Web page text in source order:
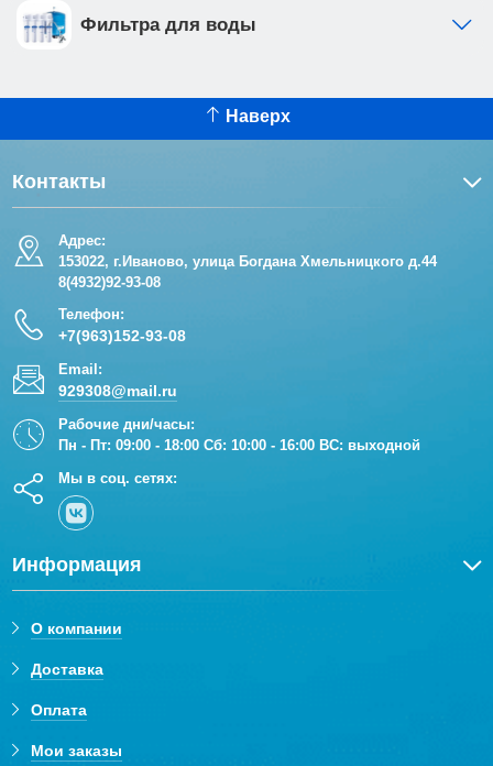
Фильтра для воды
Наверх
Контакты
Адрес:
153022, г.Иваново, улица Богдана Хмельницкого д.44
8(4932)92-93-08
Телефон:
+7(963)152-93-08
Email:
929308@mail.ru
Рабочие дни/часы:
Пн - Пт: 09:00 - 18:00 Сб: 10:00 - 16:00 ВС: выходной
Мы в соц. сетях:
Информация
О компании
Доставка
Оплата
Мои заказы